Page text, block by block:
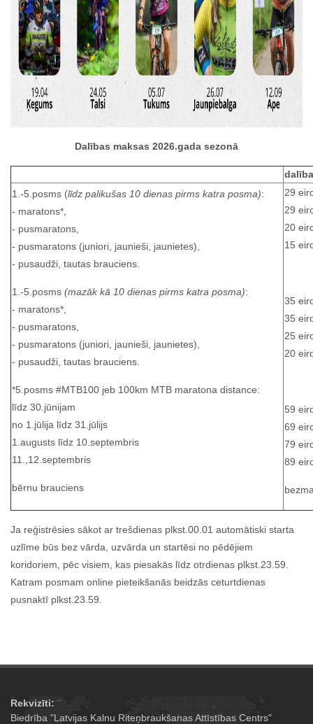
Dalības maksas 2026.gada sezonā
1.-5.posms (līdz palikušas 10 dienas pirms katra posma):
- maratons*,
- pusmaratons,
- pusmaratons (juniori, jaunieši, jaunietes),
- pusaudži, tautas brauciens.
1.-5.posms (mazāk kā 10 dienas pirms katra posma):
- maratons*,
- pusmaratons,
- pusmaratons (juniori, jaunieši, jaunietes),
- pusaudži, tautas brauciens.
*5.posms #MTB100 jeb 100km MTB maratona distance:
līdz 30.jūnijam
no 1.jūlija līdz 31.jūlijs
1.augusts līdz 10.septembris
11.,12.septembris
bērnu brauciens
29
29
20
15
35
35
25
20
59
69
79
89
Ja reģistrēsies sākot ar trešdienas plkst.00.01 automātiski starta
uzlīme būs bez vārda, uzvārda un startēsi no pēdējiem
koridoriem, pēc visiem, kas piesakās līdz otrdienas plkst.23.59.
Katram posmam online pieteikšanās beidzās ceturtdienas
pusnaktī plkst.23.59.
Rekvizīti:
Biedrība "Latvijas Kalnu Riteņbraukšanas Attīstības Centrs"